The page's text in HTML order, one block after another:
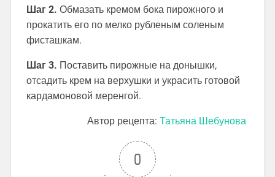
Шаг 2. Обмазать кремом бока пирожного и
прокатить его по мелко рубленым соленым
фисташкам.
Шаг 3. Поставить пирожные на донышки,
отсадить крем на верхушки и украсить готовой
кардамоновой меренгой.
Автор рецепта:Татьяна Шебунова
0